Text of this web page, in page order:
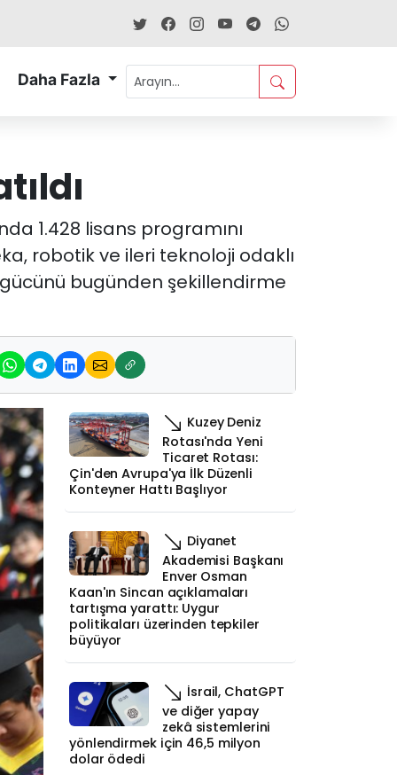
Daha Fazla
1.428 lisans programını
robotik ve ileri teknoloji odaklı
bugünden şekillendirme
Kuzey Deniz
Rotası'nda Yeni
Ticaret Rotası:
Çin'den Avrupa'ya İlk Düzenli
Konteyner Hattı Başlıyor
Diyanet
Akademisi Başkanı
Enver Osman
Kaan'ın Sincan açıklamaları
tartışma yarattı: Uygur
politikaları üzerinden tepkiler
büyüyor
İsrail, ChatGPT
ve diğer yapay
zekâ sistemlerini
yönlendirmek için 46,5 milyon
dolar ödedi